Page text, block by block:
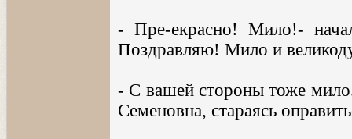
- Пре-екрасно! Мило!-
Поздравляю! Мило и
- С вашей стороны тоже
Семеновна, стараясь